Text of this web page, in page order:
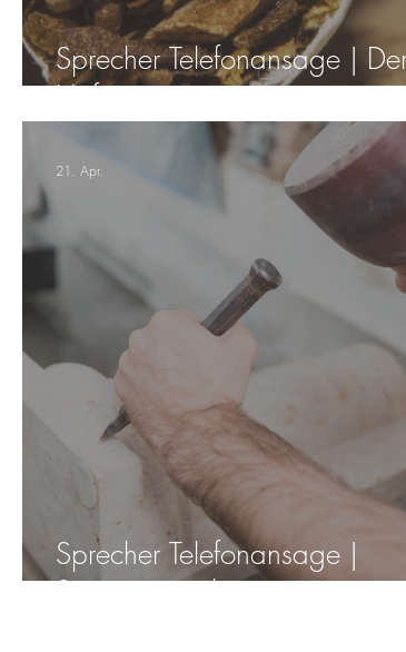
Sprecher Telefonansage |
Hof
Sprecher Telefonansage |
Steinmetzwerkstatt
21. Apr.